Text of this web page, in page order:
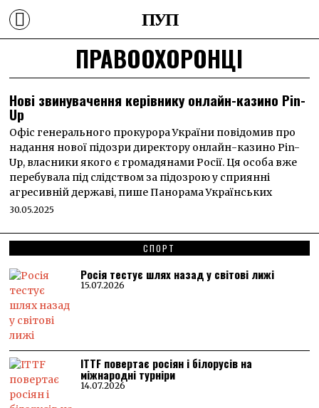
ПУП
ПРАВООХОРОНЦІ
Нові звинувачення керівнику онлайн-казино Pin-
Up
Офіс генерального прокурора України повідомив про
надання нової підозри директору онлайн-казино Pin-
Up, власники якого є громадянами Росії. Ця особа вже
перебувала під слідством за підозрою у сприянні
агресивній державі, пише Панорама Українських
30.05.2025
СПОРТ
Росія тестує шлях назад у світові лижі
15.07.2026
ITTF повертає росіян і білорусів на
міжнародні турніри
14.07.2026